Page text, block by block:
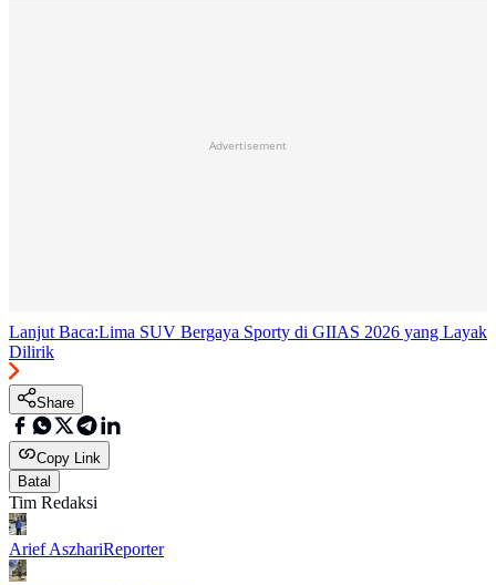
Advertisement
Lanjut Baca:Lima SUV Bergaya Sporty di GIIAS 2026 yang Layak
Dilirik
Share
Copy Link
Batal
Tim Redaksi
Arief AszhariReporter